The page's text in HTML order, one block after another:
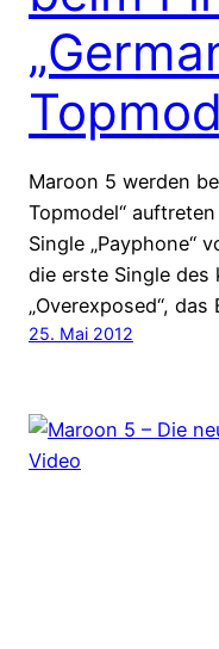
Maroon 5 werden
Topmodel“
Single „Payphone“
die erste Single des
„Overexposed“,
25. Mai 2012